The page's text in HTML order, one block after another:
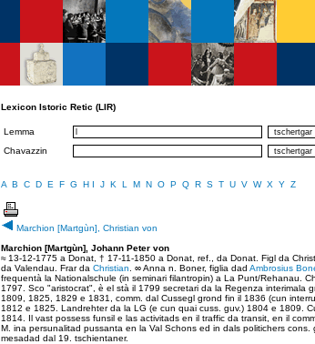
Lexicon Istoric Retic (LIR)
Lemma
Chavazzin
A B C D E F G H I J K L M N O P Q R S T U V W X Y Z
Marchion [Martgùn], Christian von
Marchion [Martgùn], Johann Peter von
≈ 13-12-1775 a Donat, † 17-11-1850 a Donat, ref., da Donat. Figl da
da Valendau. Frar da Christian . ∞ Anna n. Boner, figlia dad Ambrosius
frequentà la Nationalschule (in seminari filantropin) a La Punt/Rehanau.
1797. Sco "aristocrat", è el stà il 1799 secretari da la Regenza interimala
1809, 1825, 1829 e 1831, comm. dal Cussegl grond fin il 1836 (cun
1812 e 1825. Landrehter da la LG (e cun quai cuss. guv.) 1804 e 1809.
1814. Il vast possess funsil e las activitads en il traffic da transit, en il
M. ina persunalitad pussanta en la Val Schons ed in dals politichers cons.
mesadad dal 19. tschientaner.